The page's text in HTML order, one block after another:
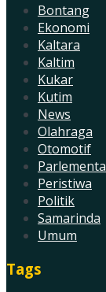
Bontang
Ekonomi
Kaltara
Kaltim
Kukar
Kutim
News
Olahraga
Otomotif
Peristiwa
Politik
Samarinda
Umum
Tags